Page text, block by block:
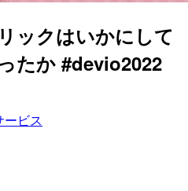
ックはいかにして
たか #devio2022
ービス